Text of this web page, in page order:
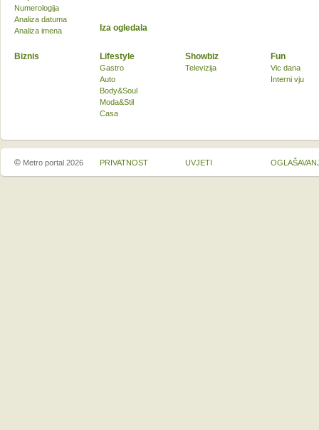
Biznis Lifestyle
Gastro
Auto
Body&Soul
Moda&Stil
Casa
Showbiz
Televizija
Fun
Vic dana
Interni vju
Numerologija
Analiza datuma
Analiza imena
Iza ogledala
© Metro portal 2026 PRIVATNOST UVJETI